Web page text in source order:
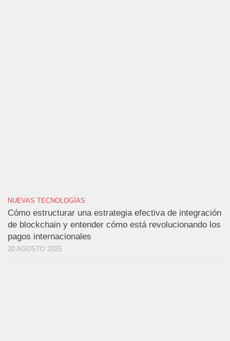
NUEVAS TECNOLOGÍAS
Cómo estructurar una estrategia efectiva de integración
de blockchain y entender cómo está revolucionando los
pagos internacionales
20 AGOSTO 2025